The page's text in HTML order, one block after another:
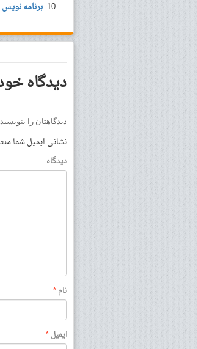
برنامه نویس
دیدگاه
دیدگاهتان را بنویسید
نشانی ایمیل شما
دیدگاه
نام*
ایمیل*